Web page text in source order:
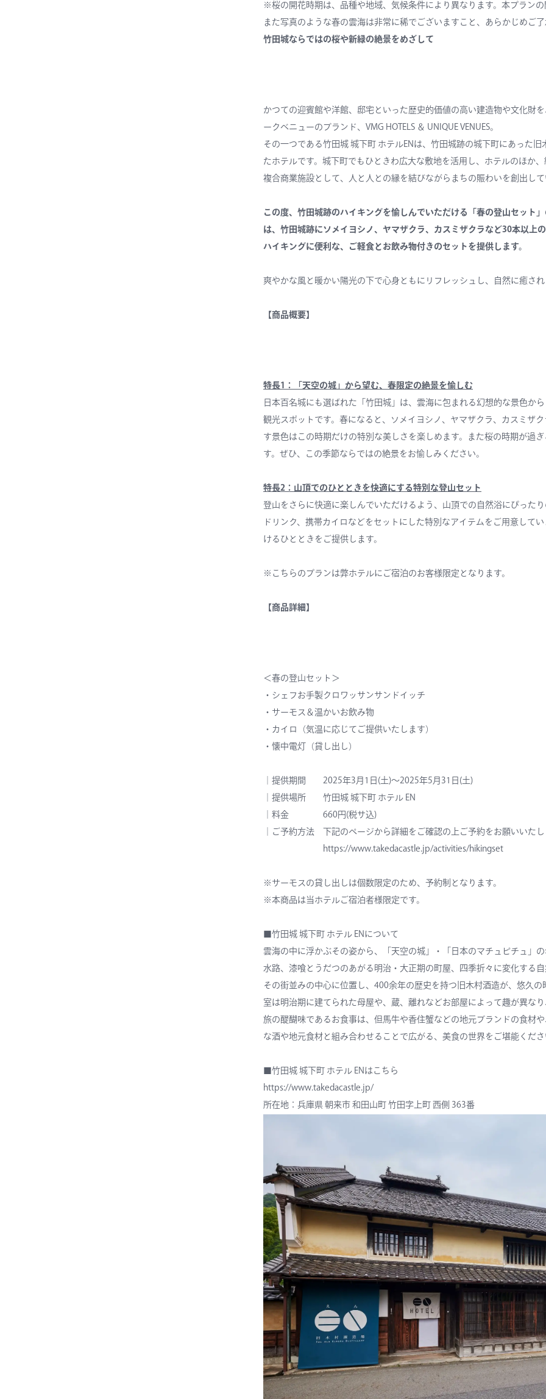
※桜の開花時期は、品種や地域、気候条件により異なります。本プラン
また写真のような春の雲海は非常に稀でございますこと、あらかじめご
竹田城ならではの桜や新緑の絶景をめざして
かつての迎賓館や洋館、邸宅といった歴史的価値の高い建造物や文化財
ークべニューのブランド、VMG HOTELS ＆ UNIQUE VENUES。
その一つである竹田城 城下町 ホテルENは、竹田城跡の城下町にあった
たホテルです。城下町でもひときわ広大な敷地を活用し、ホテルのほか
複合商業施設として、人と人との縁を結びながらまちの賑わいを創出し
この度、竹田城跡のハイキングを愉しんでいただける「春の登山セット
は、竹田城跡にソメイヨシノ、ヤマザクラ、カスミザクラなど30本以上
ハイキングに便利な、ご軽食とお飲み物付きのセットを提供します。
爽やかな風と暖かい陽光の下で心身ともにリフレッシュし、自然に癒さ
【商品概要】
特長1：「天空の城」から望む、春限定の絶景を愉しむ
日本百名城にも選ばれた「竹田城」は、雲海に包まれる幻想的な景色か
観光スポットです。春になると、ソメイヨシノ、ヤマザクラ、カスミザ
す景色はこの時期だけの特別な美しさを楽しめます。また桜の時期が過
す。ぜひ、この季節ならではの絶景をお愉しみください。
特長2：山頂でのひとときを快適にする特別な登山セット
登山をさらに快適に楽しんでいただけるよう、山頂での自然浴にぴった
ドリンク、携帯カイロなどをセットにした特別なアイテムをご用意して
けるひとときをご提供します。
※こちらのプランは弊ホテルにご宿泊のお客様限定となります。
【商品詳細】
＜春の登山セット＞
・シェフお手製クロワッサンサンドイッチ
・サーモス＆温かいお飲み物
・カイロ（気温に応じてご提供いたします）
・懐中電灯（貸し出し）
｜提供期間 2025年3月1日(土)～2025年5月31日(土)
｜提供場所 竹田城 城下町 ホテル EN
｜料金 660円(税サ込)
｜ご予約方法 下記のページから詳細をご確認の上ご予約をお願いいたし
https://www.takedacastle.jp/activities/hikingset
※サーモスの貸し出しは個数限定のため、予約制となります。
※本商品は当ホテルご宿泊者様限定です。
■竹田城 城下町 ホテル ENについて
雲海の中に浮かぶその姿から、「天空の城」・「日本のマチュピチュ」
水路、漆喰とうだつのあがる明治・大正期の町屋、四季折々に変化する
その街並みの中心に位置し、400余年の歴史を持つ旧木村酒造が、悠久
室は明治期に建てられた母屋や、蔵、離れなどお部屋によって趣が異な
旅の醍醐味であるお食事は、但馬牛や香住蟹などの地元ブランドの食材
な酒や地元食材と組み合わせることで広がる、美食の世界をご堪能くだ
■竹田城 城下町 ホテル ENはこちら
https://www.takedacastle.jp/
所在地：兵庫県 朝来市 和田山町 竹田字上町 西側 363番